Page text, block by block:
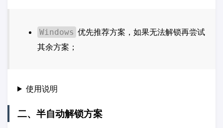
Windows 优先推荐方案，如果无法解锁再尝试
其余方案；
使用说明
二、半自动解锁方案